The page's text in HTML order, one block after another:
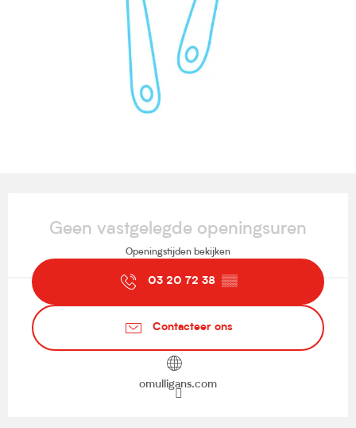
Geen vastgelegde openingsuren
Openingstijden bekijken
03 20 72 38 ▒▒
Contacteer ons
omulligans.com